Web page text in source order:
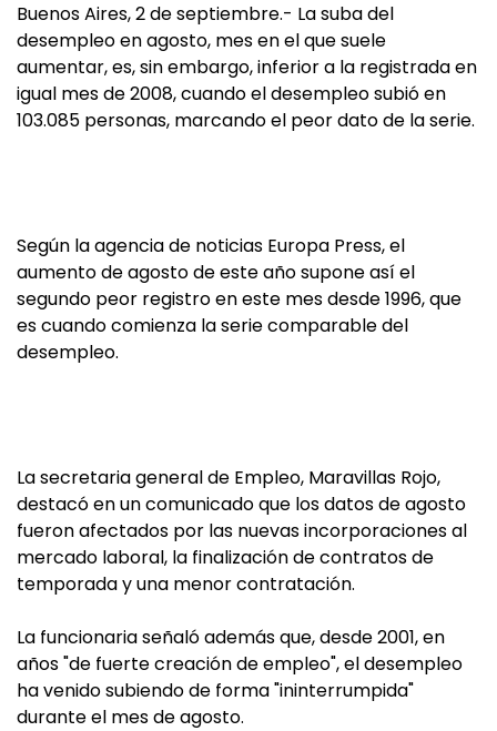
Buenos Aires, 2 de septiembre.- La suba del
desempleo en agosto, mes en el que suele
aumentar, es, sin embargo, inferior a la registrada en
igual mes de 2008, cuando el desempleo subió en
103.085 personas, marcando el peor dato de la serie.
Según la agencia de noticias Europa Press, el
aumento de agosto de este año supone así el
segundo peor registro en este mes desde 1996, que
es cuando comienza la serie comparable del
desempleo.
La secretaria general de Empleo, Maravillas Rojo,
destacó en un comunicado que los datos de agosto
fueron afectados por las nuevas incorporaciones al
mercado laboral, la finalización de contratos de
temporada y una menor contratación.
La funcionaria señaló además que, desde 2001, en
años "de fuerte creación de empleo", el desempleo
ha venido subiendo de forma "ininterrumpida"
durante el mes de agosto.